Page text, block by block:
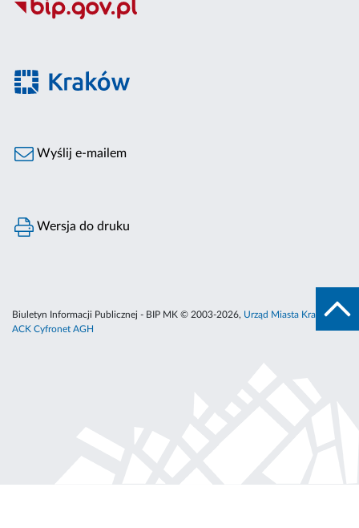
Wyślij e-mailem
Wersja do druku
Biuletyn Informacji Publicznej - BIP MK © 2003-2026, Urząd Miasta Krakowa
ACK Cyfronet AGH